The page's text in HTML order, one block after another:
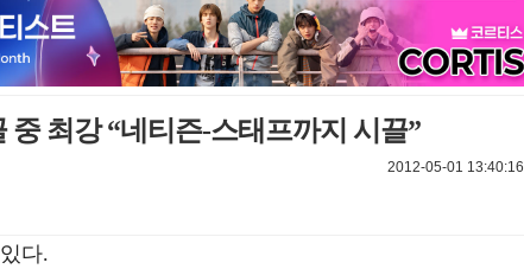
중 최강 “네티즌-스태프까지 시끌”
2012-05-01 13:40:16
다.